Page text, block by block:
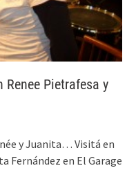
Renee Pietrafesa y
y Juanita… Visitá en
Fernández en El Garage